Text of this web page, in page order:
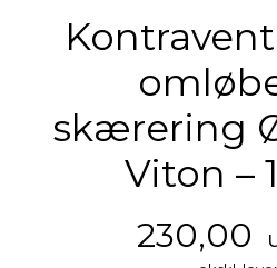
skærering
Viton –
230,00